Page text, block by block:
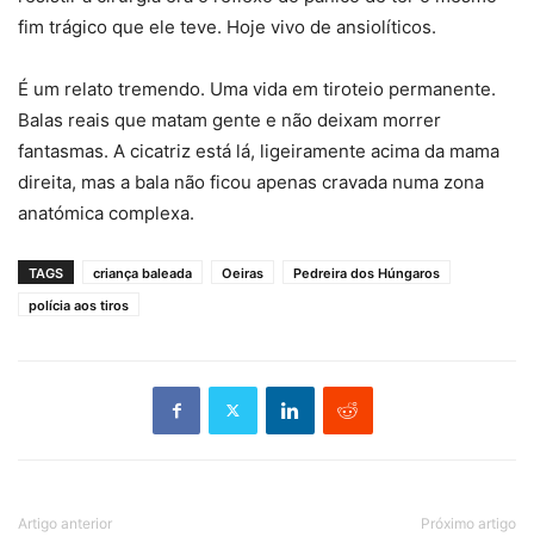
fim trágico que ele teve. Hoje vivo de ansiolíticos.
É um relato tremendo. Uma vida em tiroteio permanente.
Balas reais que matam gente e não deixam morrer
fantasmas. A cicatriz está lá, ligeiramente acima da mama
direita, mas a bala não ficou apenas cravada numa zona
anatómica complexa.
TAGS criança baleada Oeiras
Pedreira dos Húngaros
polícia aos tiros
Artigo anterior Próximo artigo